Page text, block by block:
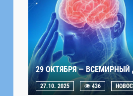
29 ОКТЯБРЯ —
27.10. 2025 436